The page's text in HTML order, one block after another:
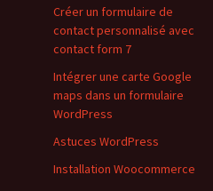
Créer un formulaire de
contact personnalisé avec
contact form 7
Intégrer une carte Google
maps dans un formulaire
WordPress
Astuces WordPress
Installation Woocommerce